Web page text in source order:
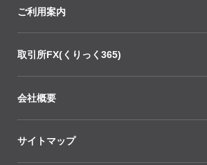
ご利用案内
取引所FX(くりっく365)
会社概要
サイトマップ